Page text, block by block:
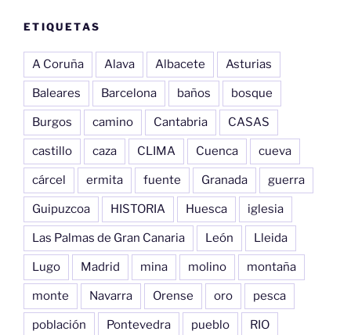
ETIQUETAS
A Coruña Alava Albacete Asturias
Baleares Barcelona baños bosque
Burgos camino Cantabria CASAS
castillo caza CLIMA Cuenca cueva
cárcel ermita fuente Granada guerra
Guipuzcoa HISTORIA Huesca iglesia
Las Palmas de Gran Canaria León Lleida
Lugo Madrid mina molino montaña
monte Navarra Orense oro pesca
población Pontevedra pueblo RIO